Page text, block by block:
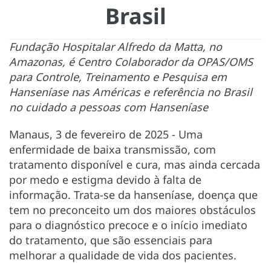
Brasil
Fundação Hospitalar Alfredo da Matta, no
Amazonas, é Centro Colaborador da OPAS/OMS
para Controle, Treinamento e Pesquisa em
Hanseníase nas Américas e referência no Brasil
no cuidado a pessoas com Hanseníase
Manaus, 3 de fevereiro de 2025 - Uma
enfermidade de baixa transmissão, com
tratamento disponível e cura, mas ainda cercada
por medo e estigma devido à falta de
informação. Trata-se da hanseníase, doença que
tem no preconceito um dos maiores obstáculos
para o diagnóstico precoce e o início imediato
do tratamento, que são essenciais para
melhorar a qualidade de vida dos pacientes.